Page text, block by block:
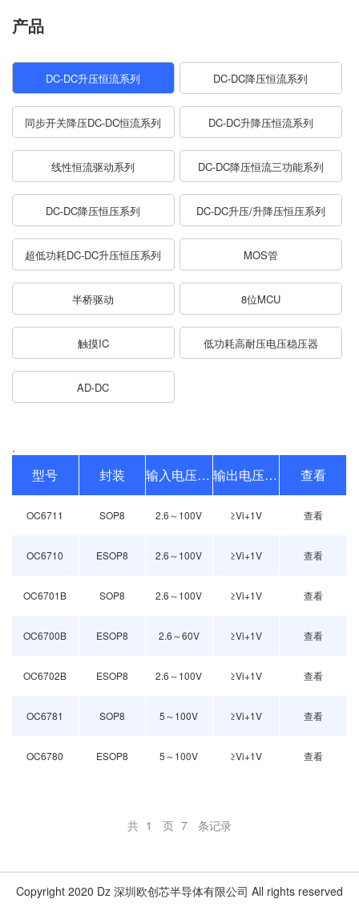
产品
DC-DC升压恒流系列 DC-DC降压恒流系列
同步开关降压DC-DC恒流系列 DC-DC升降压恒流系列
线性恒流驱动系列 DC-DC降压恒流三功能系列
DC-DC降压恒压系列 DC-DC升压/升降压恒压系列
超低功耗DC-DC升压恒压系列 MOS管
半桥驱动 8位MCU
触摸IC 低功耗高耐压电压稳压器
AD-DC
.
型号 封装 输入电压范围 输出电压范围 查看
OC6711 SOP8 2.6～100V ≥Vi+1V 查看
OC6710 ESOP8 2.6～100V ≥Vi+1V 查看
OC6701B SOP8 2.6～100V ≥Vi+1V 查看
OC6700B ESOP8 2.6～60V ≥Vi+1V 查看
OC6702B ESOP8 2.6～100V ≥Vi+1V 查看
OC6781 SOP8 5～100V ≥Vi+1V 查看
OC6780 ESOP8 5～100V ≥Vi+1V 查看
共 1 页 7 条记录
Copyright 2020 Dz 深圳欧创芯半导体有限公司 All rights reserved